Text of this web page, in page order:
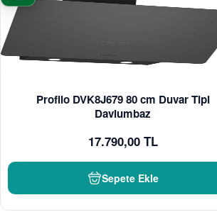
Profilo DVK8J679 80 cm Duvar Tipi
Davlumbaz
17.790,00 TL
Sepete Ekle